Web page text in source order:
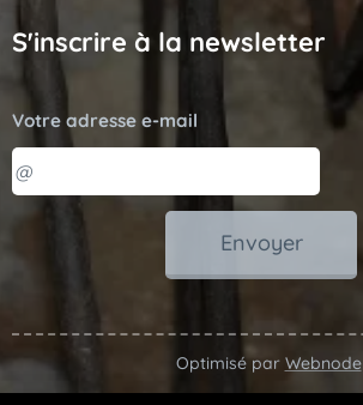
S'inscrire à la newsletter
Votre adresse e-mail
Envoyer
Optimisé par Webnode